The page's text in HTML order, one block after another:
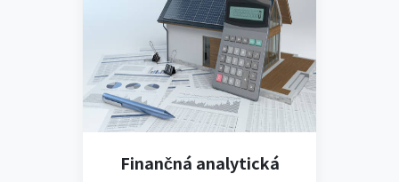
Finančná analytická